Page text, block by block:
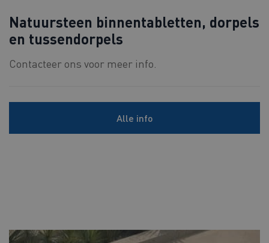
Natuursteen binnentabletten, dorpels
en tussendorpels
Contacteer ons voor meer info.
Alle info